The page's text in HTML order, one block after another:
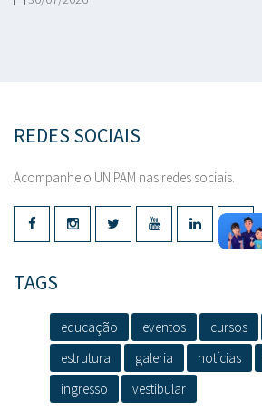
REDES SOCIAIS
Acompanhe o UNIPAM nas redes sociais.
TAGS
educação eventos cursos
estrutura
galeria notícias
ingresso
vestibular